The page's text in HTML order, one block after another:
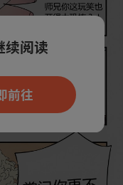
续阅读
前往